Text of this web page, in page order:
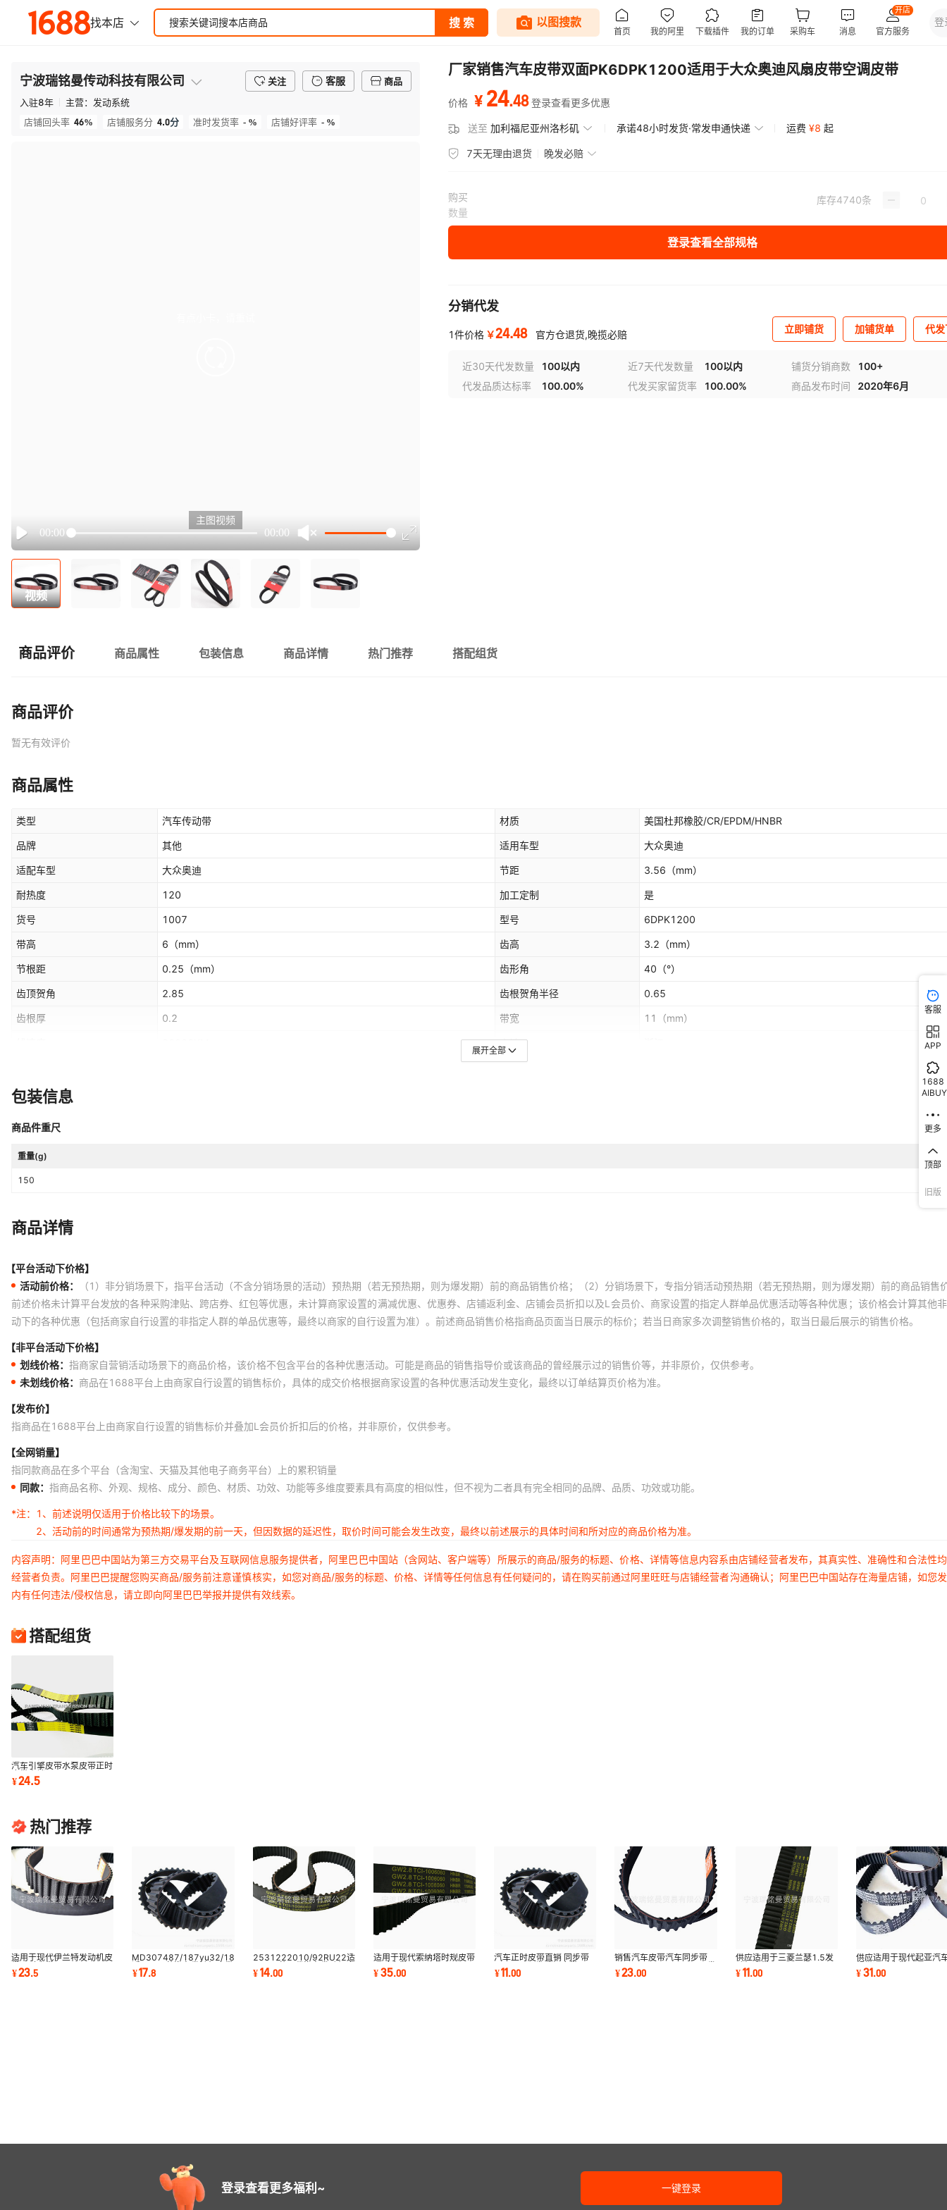
宁波瑞铭曼传动科技有限公司 关注 客服
商品
入驻8年 主营： 发动系统
店铺回头率 46% 店铺服务分 4.0分 准时发货率 - % 店铺好评率 - %
Play
00:00 00:00
主图视频
视频
厂家销售汽车皮带双面PK6DPK1200适用于大众奥迪风扇皮带空调皮带
价格 ¥ 24.48 登录查看更多优惠
送至 加利福尼亚州洛杉矶 承诺48小时发货·常发申通快递 运费 ¥8 起
7天无理由退货 晚发必赔
购买
数量
库存4740条
登录查看全部规格
分销代发
1件价格 ￥24.48 官方仓退货,晚揽必赔 立即铺货 加铺货单 代
近30天代发数量 100以内 近7天代发数量 100以内 铺货分销商数
100+
代发品质达标率
100.00% 代发买家留货率 100.00% 商品发布时间 2020年6月
商品评价 商品属性 包装信息 商品详情 热门推荐 搭配组货
商品评价
暂无有效评价
商品属性
类型 汽车传动带 材质 美国杜邦橡胶/CR/EPDM/HNBR
品牌 其他 适用车型 大众奥迪
适配车型 大众奥迪 节距 3.56 （mm）
耐热度 120 加工定制 是
货号 1007 型号 6DPK1200
带高 6 （mm） 齿高 3.2 （mm）
节根距 0.25 （mm） 齿形角 40 （°）
齿顶贺角 2.85 齿根贺角半径 0.65
齿根厚 0.2 带宽 11 （mm）
产地
是否跨境出口专供货源
展开全部
包装信息
商品件重尺
重量(g)
150
商品详情
【平台活动下价格】
活动前价格：
（1）非分销场景下，指平台活动（不含分销场景的活动）预热期（若无预热期，则为爆发期）前的商品销售价格；（2）分销场景下，专指分销活动预热期（若无预热期，则为爆发期）前的商品销售
前述价格未计算平台发放的各种采购津贴、跨店券、红包等优惠，未计算商家设置的满减优惠、优惠券、店铺返利金、店铺会员折扣以及L会员价、商家设置的指定人群单品优惠活动等各种优惠；该价格会计算其他
动下的各种优惠（包括商家自行设置的非指定人群的单品优惠等，最终以商家的自行设置为准）。前述商品销售价格指商品页面当日展示的标价；若当日商家多次调整销售价格的，取当日最后展示的销售价格。
【非平台活动下价格】
划线价格： 指商家自营销活动场景下的商品价格，该价格不包含平台的各种优惠活动。可能是商品的销售指导价或该商品的曾经展示过的销售价等，并非原价，仅供参考。
未划线价格： 商品在1688平台上由商家自行设置的销售标价，具体的成交价格根据商家设置的各种优惠活动发生变化，最终以订单结算页价格为准。
【发布价】
指商品在1688平台上由商家自行设置的销售标价并叠加L会员价折扣后的价格，并非原价，仅供参考。
【全网销量】
指同款商品在多个平台（含淘宝、天猫及其他电子商务平台）上的累积销量
同款： 指商品名称、外观、规格、成分、颜色、材质、功效、功能等多维度要素具有高度的相似性，但不视为二者具有完全相同的品牌、品质、功效或功能。
*注：
1、前述说明仅适用于价格比较下的场景。
2、活动前的时间通常为预热期/爆发期的前一天，但因数据的延迟性，取价时间可能会发生改变，最终以前述展示的具体时间和所对应的商品价格为准。
内容声明：阿里巴巴中国站为第三方交易平台及互联网信息服务提供者，阿里巴巴中国站（含网站、客户端等）所展示的商品/服务的标题、价格、详情等信息内容系由店铺经营者发布，其真实性、准确性和合法性
经营者负责。阿里巴巴提醒您购买商品/服务前注意谨慎核实，如您对商品/服务的标题、价格、详情等任何信息有任何疑问的，请在购买前通过阿里旺旺与店铺经营者沟通确认；阿里巴巴中国站存在海量店铺，如您
内有任何违法/侵权信息，请立即向阿里巴巴举报并提供有效线索。
搭配组货
汽车引擎皮带水泵皮带正时
皮带直销177MR25.4
13568-64010
¥24.5
热门推荐
适用于现代伊兰特发动机皮
带正时皮带24312-
27000/123RU28
¥23.5
MD307487/187yu32/187yu30
适用于三菱汽车发动机皮带
时规带
¥17.8
2531222010/92RU22适
用于三菱现代汽车发动机皮
带 同步带汽车皮带
¥14.00
适用于现代索纳塔时规皮带
正时皮带
2431238010/173S8M29
¥35.00
汽车正时皮带直销 同步带
104MR17发动机皮带
0816F2 ramelman
¥11.00
销售汽车皮带汽车同步带
MD336149/123RU29 发
动机皮带 时规皮带
¥23.00
供应适用于三菱兰瑟1.5发
动机皮带
MD030599/92ZA19时规
¥11.00
供应适用于现代起亚汽
规带正时皮带
OK88R12205/
¥31.00
登录查看更多福利~ 一键登录
客服
APP
1688
AIBUY
更多
顶部
旧版